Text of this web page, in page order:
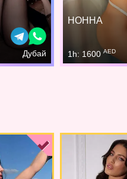
Дубай
НОННА
1h: 1600 AED